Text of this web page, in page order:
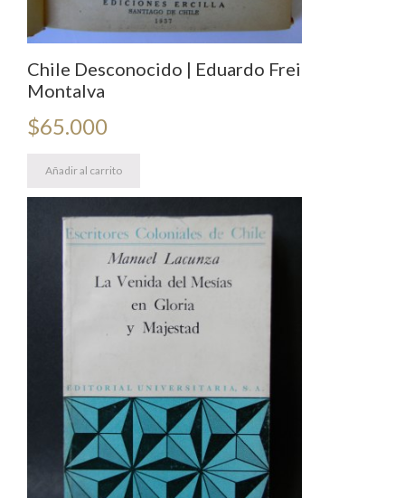
Chile Desconocido | Eduardo Frei
Montalva
$65.000
Añadir al carrito